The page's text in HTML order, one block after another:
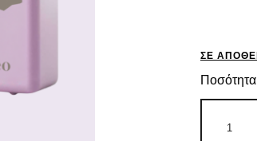
ΣΕ
Ποσότητα